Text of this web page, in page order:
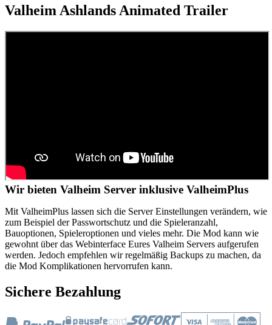
Valheim Ashlands Animated Trailer
Wir bieten Valheim Server inklusive ValheimPlus
Mit ValheimPlus lassen sich die Server Einstellungen verändern, wie
zum Beispiel der Passwortschutz und die Spieleranzahl,
Bauoptionen, Spieleroptionen und vieles mehr. Die Mod kann wie
gewohnt über das Webinterface Eures Valheim Servers aufgerufen
werden. Jedoch empfehlen wir regelmäßig Backups zu machen, da
die Mod Komplikationen hervorrufen kann.
Sichere Bezahlung